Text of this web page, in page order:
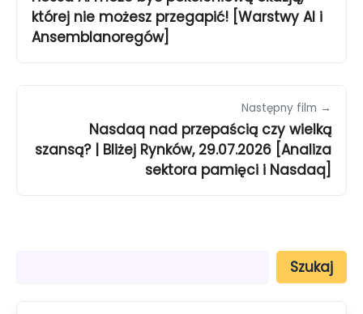
której nie możesz przegapić! [Warstwy AI i
Ansemblanoregów]
Następny film →
Nasdaq nad przepaścią czy wielką
szansą? | Bliżej Rynków, 29.07.2026 [Analiza
sektora pamięci i Nasdaq]
Szukaj